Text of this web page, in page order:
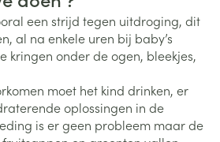
een strijd tegen uitdroging, dit
al na enkele uren bij baby’s
kringen onder de ogen, bleekjes,
moet het kind drinken, er
oplossingen in de
is er geen probleem maar de